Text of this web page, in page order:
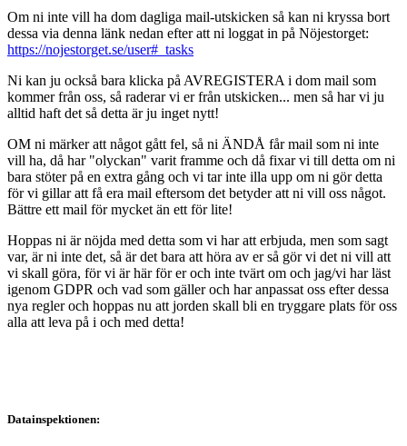
Om ni inte vill ha dom dagliga mail-utskicken så kan ni kryssa bort
dessa via denna länk nedan efter att ni loggat in på Nöjestorget:
https://nojestorget.se/user#_tasks
Ni kan ju också bara klicka på AVREGISTERA i dom mail som
kommer från oss, så raderar vi er från utskicken... men så har vi ju
alltid haft det så detta är ju inget nytt!
OM ni märker att något gått fel, så ni ÄNDÅ får mail som ni inte
vill ha, då har "olyckan" varit framme och då fixar vi till detta om ni
bara stöter på en extra gång och vi tar inte illa upp om ni gör detta
för vi gillar att få era mail eftersom det betyder att ni vill oss något.
Bättre ett mail för mycket än ett för lite!
Hoppas ni är nöjda med detta som vi har att erbjuda, men som sagt
var, är ni inte det, så är det bara att höra av er så gör vi det ni vill att
vi skall göra, för vi är här för er och inte tvärt om och jag/vi har läst
igenom GDPR och vad som gäller och har anpassat oss efter dessa
nya regler och hoppas nu att jorden skall bli en tryggare plats för oss
alla att leva på i och med detta!
Datainspektionen: